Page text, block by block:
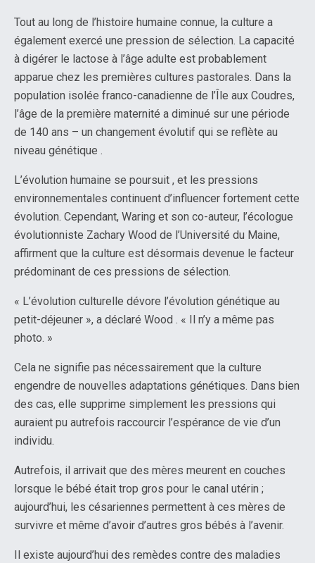
Tout au long de l’histoire humaine connue, la culture a
également exercé une pression de sélection. La capacité
à digérer le lactose à l’âge adulte est probablement
apparue chez les premières cultures pastorales. Dans la
population isolée franco-canadienne de l’Île aux Coudres,
l’âge de la première maternité a diminué sur une période
de 140 ans – un changement évolutif qui se reflète au
niveau génétique .
L’évolution humaine se poursuit , et les pressions
environnementales continuent d’influencer fortement cette
évolution. Cependant, Waring et son co-auteur, l’écologue
évolutionniste Zachary Wood de l’Université du Maine,
affirment que la culture est désormais devenue le facteur
prédominant de ces pressions de sélection.
« L’évolution culturelle dévore l’évolution génétique au
petit-déjeuner », a déclaré Wood . « Il n’y a même pas
photo. »
Cela ne signifie pas nécessairement que la culture
engendre de nouvelles adaptations génétiques. Dans bien
des cas, elle supprime simplement les pressions qui
auraient pu autrefois raccourcir l’espérance de vie d’un
individu.
Autrefois, il arrivait que des mères meurent en couches
lorsque le bébé était trop gros pour le canal utérin ;
aujourd’hui, les césariennes permettent à ces mères de
survivre et même d’avoir d’autres gros bébés à l’avenir.
Il existe aujourd’hui des remèdes contre des maladies